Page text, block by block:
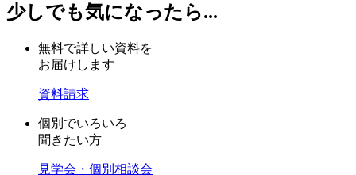
少しでも気になったら...
無料で詳しい資料を
お届けします
資料請求
個別でいろいろ
聞きたい方
見学会・個別相談会